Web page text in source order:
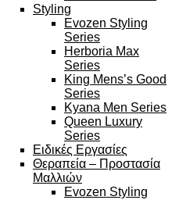
Styling
Evozen Styling
Series
Herboria Max
Series
King Mens’s Good
Series
Kyana Men Series
Queen Luxury
Series
Ειδικές Εργασίες
Θεραπεία – Προστασία
Μαλλιών
Evozen Styling